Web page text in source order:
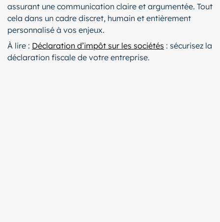
assurant une communication claire et argumentée. Tout
cela dans un cadre discret, humain et entièrement
personnalisé à vos enjeux.
À lire : Déclaration d’impôt sur les sociétés : sécurisez la
déclaration fiscale de votre entreprise.